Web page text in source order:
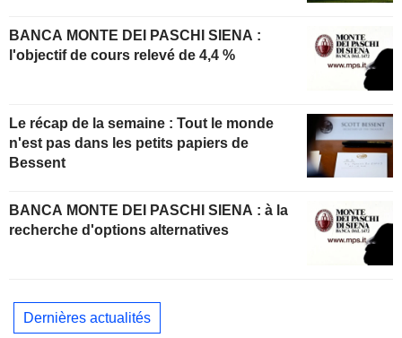
BANCA MONTE DEI PASCHI SIENA :
l'objectif de cours relevé de 4,4 %
Le récap de la semaine : Tout le monde
n'est pas dans les petits papiers de
Bessent
BANCA MONTE DEI PASCHI SIENA : à la
recherche d'options alternatives
Dernières actualités